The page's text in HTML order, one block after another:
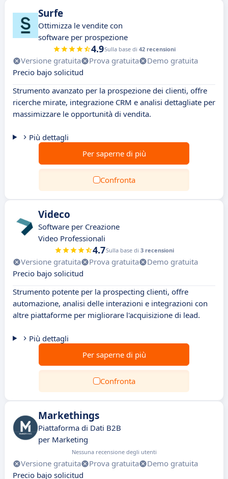
Surfe
Ottimizza le vendite con
software per prospezione
4.9Sulla base di 42 recensioni
Versione gratuita Prova gratuita
Demo gratuita
Precio bajo solicitud
Strumento avanzato per la prospezione dei clienti, offre
ricerche mirate, integrazione CRM e analisi dettagliate per
massimizzare le opportunità di vendita.
Più dettagli
Per saperne di più
Confronta
Videco
Software per Creazione
Video Professionali
4.7Sulla base di 3 recensioni
Versione gratuita Prova gratuita
Demo gratuita
Precio bajo solicitud
Strumento potente per la prospecting clienti, offre
automazione, analisi delle interazioni e integrazioni con
altre piattaforme per migliorare l'acquisizione di lead.
Più dettagli
Per saperne di più
Confronta
Markethings
Piattaforma di Dati B2B
per Marketing
Nessuna recensione degli utenti
Versione gratuita Prova gratuita
Demo gratuita
Precio bajo solicitud